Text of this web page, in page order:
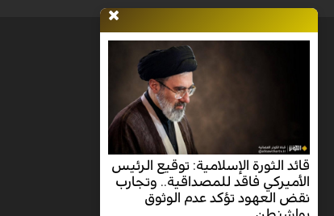
قائد الثورة الإسلامية: توقيع الرئيس
الأميركي فاقد للمصداقية.. وتجارب
نقض العهود تؤكد عدم الوثوق